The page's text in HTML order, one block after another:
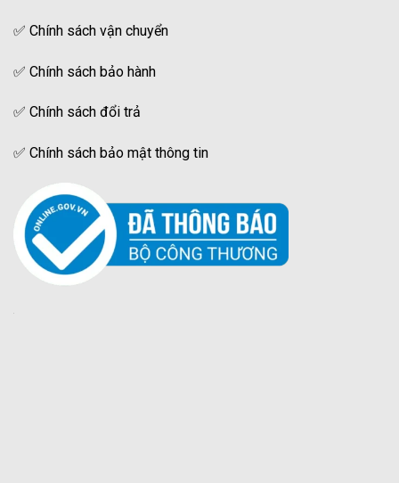
✅ Chính sách vận chuyển
✅ Chính sách bảo hành
✅ Chính sách đổi trả
✅ Chính sách bảo mật thông tin